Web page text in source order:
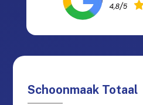
Schoonmaak Totaal